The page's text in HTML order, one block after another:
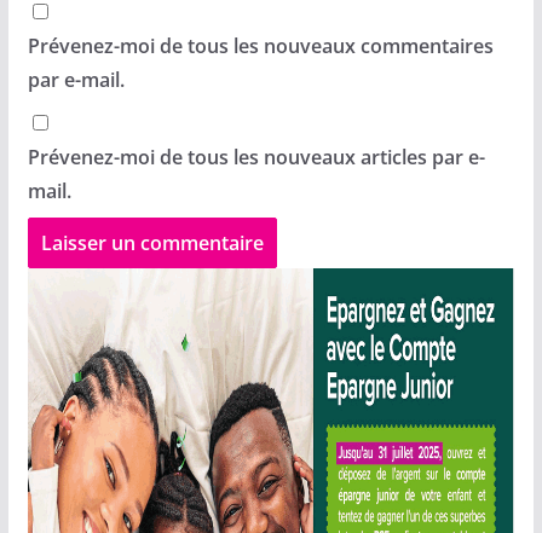
Prévenez-moi de tous les nouveaux commentaires
par e-mail.
Prévenez-moi de tous les nouveaux articles par e-
mail.